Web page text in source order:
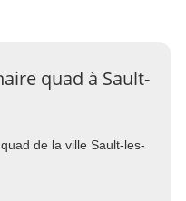
quad à Sault-
de la ville Sault-les-